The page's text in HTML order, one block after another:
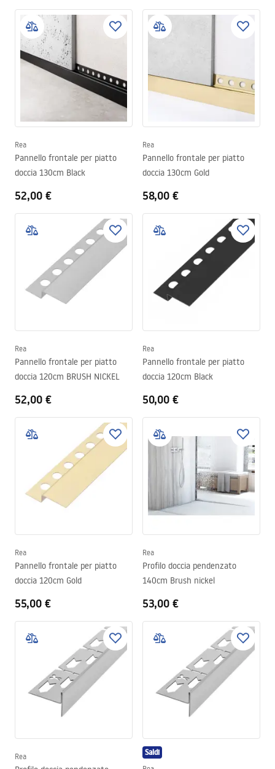
Rea
Pannello frontale per piatto
doccia 130cm Black
52,00 €
Rea
Pannello frontale per piatto
doccia 130cm Gold
58,00 €
Rea
Pannello frontale per piatto
doccia 120cm BRUSH NICKEL
52,00 €
Rea
Pannello frontale per piatto
doccia 120cm Black
50,00 €
Rea
Pannello frontale per piatto
doccia 120cm Gold
55,00 €
Rea
Profilo doccia pendenzato
140cm Brush nickel
53,00 €
Rea Saldi